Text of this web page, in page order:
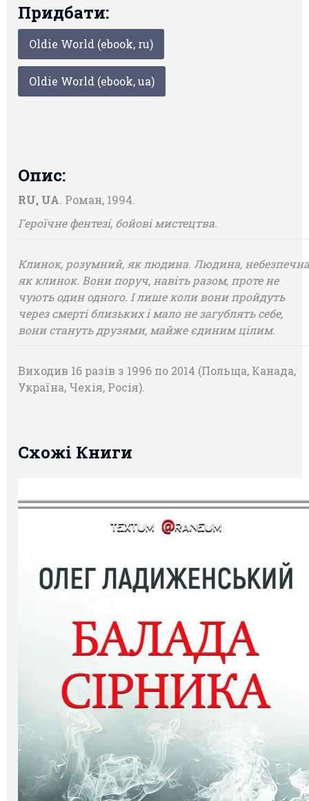
Придбати:
Oldie World (ebook, ru)
Oldie World (ebook, ua)
Опис:
RU, UA. Роман, 1994.
Героїчне фентезі, бойові мистецтва.
Клинок, розумний, як людина. Людина,
як клинок. Вони поруч, навіть разом, проте не
чують один одного. І лише коли вони пройдуть
через смерті близьких і мало не загублять себе,
вони стануть друзями, майже єдиним цілим.
Виходив 16 разів з 1996 по 2014 (Польща, Канада,
Україна, Чехія, Росія).
Схожі Книги